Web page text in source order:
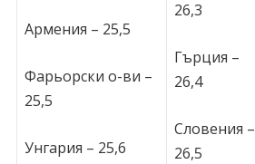
Армения – 25,5
Фарьорски о-ви –
25,5
Унгария – 25,6
26,3
Гърция –
26,4
Словения –
26,5